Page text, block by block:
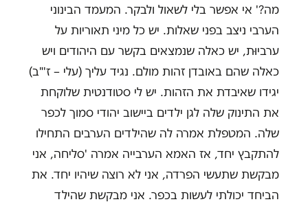
מה?' אי אפשר בלי לשאול ולבקר. המעמד הבינוני
הערבי ניצב בפני שאלות. יש כל מיני תאוריות על
ערביוּת, יש כאלה שנמצאים בקשר עם היהודים ויש
כאלה שהם באובדן זהות מולם. נגיד עליך (עלי – ז'"ב)
יגידו שאיבדת את הזהות. יש לי סטודנטית שלוקחת
את התינוק שלה לגן ילדים ביישוב יהודי סמוך לכפר
שלה. המטפלת אמרה לה שהילדים הערבים התחילו
להתקבץ יחד, אז האמא הערבייה אמרה 'סליחה, אני
מבקשת שתעשי הפרדה, אני לא רוצה שיהיו יחד. את
הביחד יכולתי לעשות בכפר. אני מבקשת שהילד